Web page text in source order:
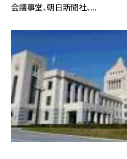
会議事堂、朝日新聞社、...